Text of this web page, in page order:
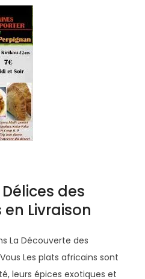
des
Livraison
La Découverte des
Les plats africains sont
leurs épices exotiques et